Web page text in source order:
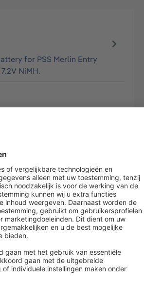
for PSS Merlin Entry
NiMH.
webshop